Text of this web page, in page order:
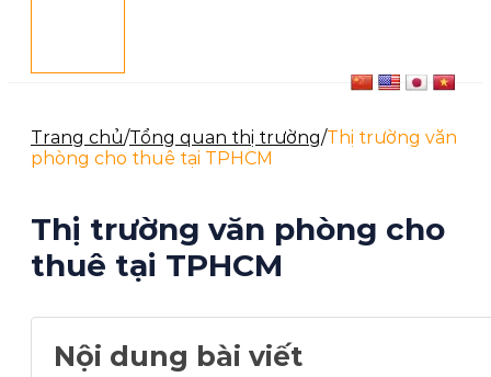
Trang chủ/Tổng quan thị trường/Thị trường văn
phòng cho thuê tại TPHCM
Thị trường văn phòng cho
thuê tại TPHCM
Nội dung bài viết